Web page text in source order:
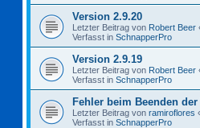
Version 2.9.20
Letzter Beitrag von Robert Beer
Verfasst in SchnapperPro
Version 2.9.19
Letzter Beitrag von Robert Beer
Verfasst in SchnapperPro
Fehler beim Beenden
Letzter Beitrag von ramiroflores
Verfasst in SchnapperPro